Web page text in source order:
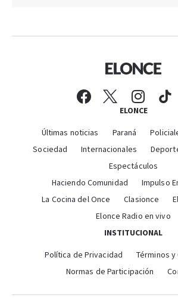
ELONCE
Últimas noticias Paraná
Sociedad
Internacionales
Espectáculos
Haciendo Comunidad
Impulso
La Cocina del Once
Clasionce
Elonce Radio en vivo
INSTITUCIONAL
Política de Privacidad
Términos
Normas de Participación